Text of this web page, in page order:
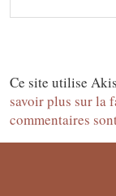
Ce site utilise
savoir plus sur la
commentaires